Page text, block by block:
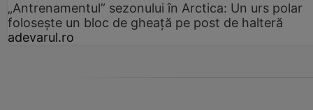
„Antrenamentul” sezonului în Arctica: Un urs polar
folosește un bloc de gheață pe post de halteră
adevarul.ro